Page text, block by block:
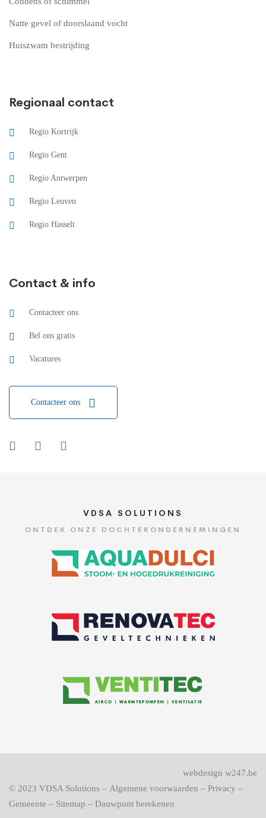
Natte gevel of doorslaand vocht
Huiszwam bestrijding
Regionaal contact
Regio Kortrijk
Regio Gent
Regio Antwerpen
Regio Leuven
Regio Hasselt
Contact & info
Contacteer ons
Bel ons gratis
Vacatures
Contacteer ons
VDSA SOLUTIONS
ONTDEK ONZE DOCHTERONDERNEMINGEN
© 2023 VDSA Solutions – Algemene voorwaarden – Privacy –
Gemeente – Sitemap – Dauwpunt berekenen
webdesign w247.be